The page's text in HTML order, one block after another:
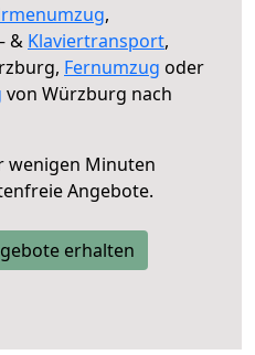
,
& Klaviertransport,
Fernumzug oder
von Würzburg nach
wenigen Minuten
Angebote.
erhalten